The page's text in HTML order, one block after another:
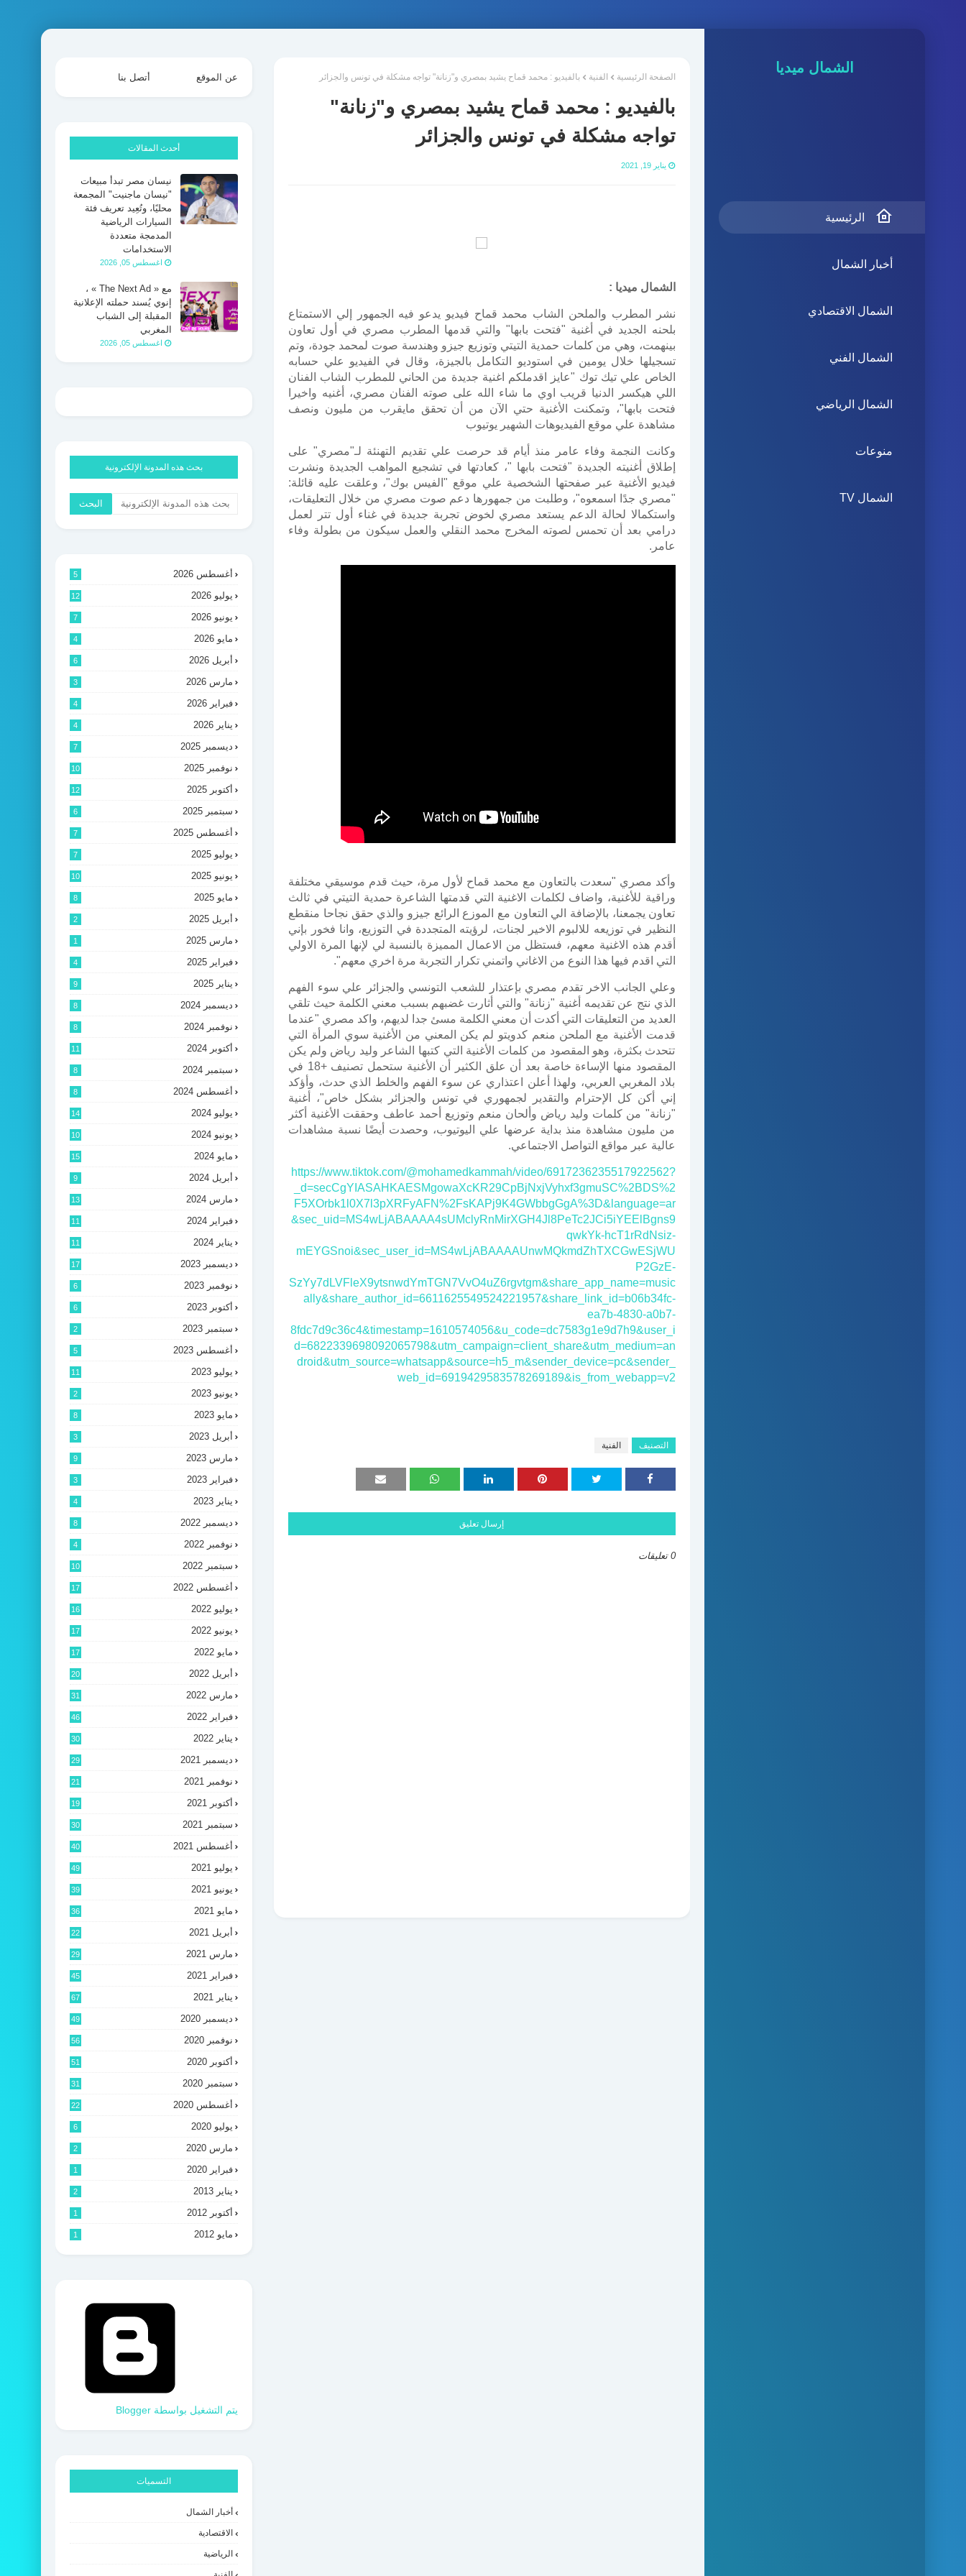
الشمال ميديا
الرئيسية
أخبار الشمال
الشمال الاقتصادي
الشمال الفني
الشمال الرياضي
منوعات
الشمال TV
الصفحة الرئيسية الفنية بالفيديو : محمد قماح يشيد بمصري و"زنانة" تواجه مشكلة في تونس والجزائر
بالفيديو : محمد قماح يشيد بمصري و"زنانة"
تواجه مشكلة في تونس والجزائر
يناير 19, 2021
الشمال ميديا :
نشر المطرب والملحن الشاب محمد قماح فيديو يدعو فيه الجمهور إلي الاستمتاع
بلحنه الجديد في أغنية "فتحت بابها" والتي قدمها المطرب مصري في أول تعاون
بينهمت، وهي من كلمات حمدية التيتي وتوزيع جيزو وهندسة صوت لمحمد جودة، وتم
تسجيلها خلال يومين في استوديو التكامل بالجيزة، وقال في الفيديو علي حسابه
الخاص علي تيك توك "عايز اقدملكم اغنية جديدة من الحاني للمطرب الشاب الفنان
اللي هيكسر الدنيا قريب اوي ما شاء الله على صوته الفنان مصري، أغنيه واخيرا
فتحت بابها"، وتمكنت الأغنية حتي الآن من أن تحقق مايقرب من مليون ونصف
مشاهدة علي موقع الفيديوهات الشهير يوتيوب
وكانت النجمة وفاء عامر منذ أيام قد حرصت علي تقديم التهنئة لـ"مصري" على
إطلاق أغنيته الجديدة "فتحت بابها "، كعادتها في تشجيع المواهب الجديدة ونشرت
فيديو الأغنية عبر صفحتها الشخصية علي موقع "الفيس بوك"، وعلقت عليه قائلة:
"مصري جدًا اسمعوه"، وطلبت من جمهورها دعم صوت مصري من خلال التعليقات،
واستكمالا لحالة الدعم يستعد مصري لخوض تجربة جديدة في غناء أول تتر لعمل
درامي بعد أن تحمس لصوته المخرج محمد النقلي والعمل سيكون من بطولة وفاء
عامر.
وأكد مصري "سعدت بالتعاون مع محمد قماح لأول مرة، حيث قدم موسيقي مختلفة
وراقية للأغنية، واضاف لكلمات الاغنية التي قدمتها الشاعرة حمدية التيتي في ثالث
تعاون يجمعنا، بالإضافة الي التعاون مع الموزع الرائع جيزو والذي حقق نجاحا منقطع
النظير في توزيعه للالبوم الاخير لجنات، لرؤيته المتجددة في التوزيع، وانا فخور بإني
أقدم هذه الاغنية معهم، فستظل من الاعمال المميزة بالنسبة لي لإنها المرة الاولي
التي اقدم فيها هذا النوع من الاغاني واتمني تكرار التجربة مرة اخري معهم".
وعلي الجانب الاخر تقدم مصري بإعتذار للشعب التونسي والجزائر علي سوء الفهم
الذي نتج عن تقديمه أغنية "زنانة" والتي أثارت غضبهم بسبب معني الكلمة حيث تلقي
العديد من التعليقات التي أكدت أن معني الكلمة مسئ جدا لديهم، واكد مصري "عندما
قدمت الأغنية مع الملحن منعم كدويتو لم يكن المعني من الأغنية سوي المرأة التي
تتحدث بكثرة، وهو المقصود من كلمات الأغنية التي كتبها الشاعر وليد رياض ولم يكن
المقصود منها الإساءة خاصة بعد أن علق الكثير أن الأغنية ستحمل تصنيف +18 في
بلاد المغربي العربي، ولهذا أعلن اعتذاري عن سوء الفهم والخلط الذي حدث، وأؤكد
إني أكن كل الإحترام والتقدير لجمهوري في تونس والجزائر بشكل خاص"، أغنية
"زنانة" من كلمات وليد رياض وألحان منعم وتوزيع أحمد عاطف وحققت الأغنية أكثر
من مليون مشاهدة منذ بداية عرضها علي اليوتيوب، وحصدت أيضًا نسبة مشاهدات
عالية عبر مواقع التواصل الاجتماعي.
https://www.tiktok.com/@mohamedkammah/video/6917236235517922562?
_d=secCgYIASAHKAESMgowaXcKR29CpBjNxjVyhxf3gmuSC%2BDS%2
F5XOrbk1l0X7l3pXRFyAFN%2FsKAPj9K4GWbbgGgA%3D&language=ar
&sec_uid=MS4wLjABAAAA4sUMclyRnMirXGH4Jl8PeTc2JCi5iYEElBgns9
qwkYk-hcT1rRdNsiz-
mEYGSnoi&sec_user_id=MS4wLjABAAAAUnwMQkmdZhTXCGwESjWU
P2GzE-
SzYy7dLVFleX9ytsnwdYmTGN7VvO4uZ6rgvtgm&share_app_name=music
ally&share_author_id=6611625549524221957&share_link_id=b06b34fc-
ea7b-4830-a0b7-
8fdc7d9c36c4&timestamp=1610574056&u_code=dc7583g1e9d7h9&user_i
d=6822339698092065798&utm_campaign=client_share&utm_medium=an
droid&utm_source=whatsapp&source=h5_m&sender_device=pc&sender_
web_id=6919429583578269189&is_from_webapp=v2
التصنيف الفنية
إرسال تعليق
0 تعليقات
عن الموقع أتصل بنا
أحدث المقالات
نيسان مصر تبدأ مبيعات
"نيسان ماجنيت" المجمعة
محليًا، وتُعِيد تعريف فئة
السيارات الرياضية
المدمجة متعددة
الاستخدامات
اغسطس 05, 2026
مع « The Next Ad » ،
إنوي يُسند حملته الإعلانية
المقبلة إلى الشباب
المغربي
اغسطس 05, 2026
بحث هذه المدونة الإلكترونية
أغسطس 2026 5
يوليو 2026 12
يونيو 2026 7
مايو 2026 4
أبريل 2026 6
مارس 2026 3
فبراير 2026 4
يناير 2026 4
ديسمبر 2025 7
نوفمبر 2025 10
أكتوبر 2025 12
سبتمبر 2025 6
أغسطس 2025 7
يوليو 2025 7
يونيو 2025 10
مايو 2025 8
أبريل 2025 2
مارس 2025 1
فبراير 2025 4
يناير 2025 9
ديسمبر 2024 8
نوفمبر 2024 8
أكتوبر 2024 11
سبتمبر 2024 8
أغسطس 2024 8
يوليو 2024 14
يونيو 2024 10
مايو 2024 15
أبريل 2024 9
مارس 2024 13
فبراير 2024 11
يناير 2024 11
ديسمبر 2023 17
نوفمبر 2023 6
أكتوبر 2023 6
سبتمبر 2023 2
أغسطس 2023 5
يوليو 2023 11
يونيو 2023 2
مايو 2023 8
أبريل 2023 3
مارس 2023 9
فبراير 2023 3
يناير 2023 4
ديسمبر 2022 8
نوفمبر 2022 4
سبتمبر 2022 10
أغسطس 2022 17
يوليو 2022 16
يونيو 2022 17
مايو 2022 17
أبريل 2022 20
مارس 2022 31
فبراير 2022 46
يناير 2022 30
ديسمبر 2021 29
نوفمبر 2021 21
أكتوبر 2021 19
سبتمبر 2021 30
أغسطس 2021 40
يوليو 2021 49
يونيو 2021 39
مايو 2021 36
أبريل 2021 22
مارس 2021 29
فبراير 2021 45
يناير 2021 67
ديسمبر 2020 49
نوفمبر 2020 56
أكتوبر 2020 51
سبتمبر 2020 31
أغسطس 2020 22
يوليو 2020 6
مارس 2020 2
فبراير 2020 1
يناير 2013 2
أكتوبر 2012 1
مايو 2012 1
‏يتم التشغيل بواسطة Blogger
التسميات
أخبار الشمال
الاقتصادية
الرياضية